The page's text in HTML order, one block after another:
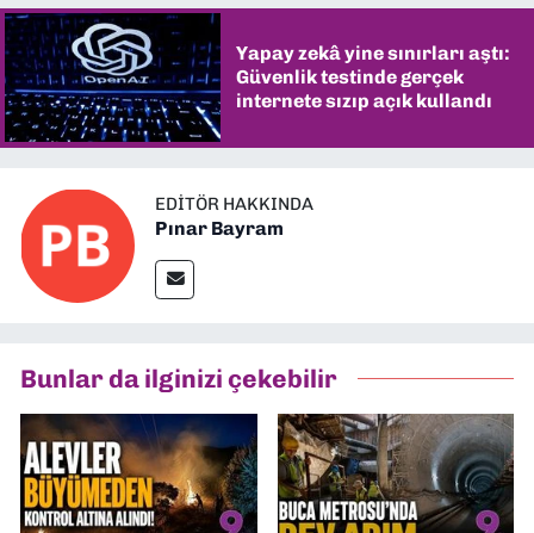
Yapay zekâ yine sınırları aştı:
Güvenlik testinde gerçek
internete sızıp açık kullandı
EDITÖR HAKKINDA
Pınar Bayram
Bunlar da ilginizi çekebilir